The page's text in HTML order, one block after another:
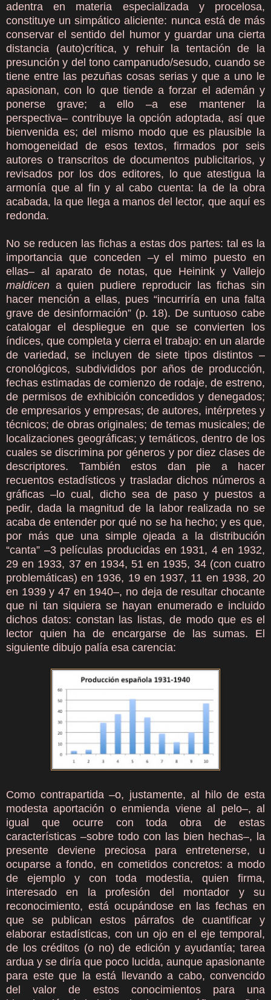
adentra en materia especializada y procelosa,
constituye un simpático aliciente: nunca está de más
conservar el sentido del humor y guardar una cierta
distancia (auto)crítica, y rehuir la tentación de la
presunción y del tono campanudo/sesudo, cuando se
tiene entre las pezuñas cosas serias y que a uno le
apasionan, con lo que tiende a forzar el ademán y
ponerse grave; a ello –a ese mantener la
perspectiva– contribuye la opción adoptada, así que
bienvenida es; del mismo modo que es plausible la
homogeneidad de esos textos, firmados por seis
autores o transcritos de documentos publicitarios, y
revisados por los dos editores, lo que atestigua la
armonía que al fin y al cabo cuenta: la de la obra
acabada, la que llega a manos del lector, que aquí es
redonda.
No se reducen las fichas a estas dos partes: tal es la
importancia que conceden –y el mimo puesto en
ellas– al aparato de notas, que Heinink y Vallejo
maldicen a quien pudiere reproducir las fichas sin
hacer mención a ellas, pues “incurriría en una falta
grave de desinformación” (p. 18). De suntuoso cabe
catalogar el despliegue en que se convierten los
índices, que completa y cierra el trabajo: en un alarde
de variedad, se incluyen de siete tipos distintos –
cronológicos, subdivididos por años de producción,
fechas estimadas de comienzo de rodaje, de estreno,
de permisos de exhibición concedidos y denegados;
de empresarios y empresas; de autores, intérpretes y
técnicos; de obras originales; de temas musicales; de
localizaciones geográficas; y temáticos, dentro de los
cuales se discrimina por géneros y por diez clases de
descriptores. También estos dan pie a hacer
recuentos estadísticos y trasladar dichos números a
gráficas –lo cual, dicho sea de paso y puestos a
pedir, dada la magnitud de la labor realizada no se
acaba de entender por qué no se ha hecho; y es que,
por más que una simple ojeada a la distribución
“canta” –3 películas producidas en 1931, 4 en 1932,
29 en 1933, 37 en 1934, 51 en 1935, 34 (con cuatro
problemáticas) en 1936, 19 en 1937, 11 en 1938, 20
en 1939 y 47 en 1940–, no deja de resultar chocante
que ni tan siquiera se hayan enumerado e incluido
dichos datos: constan las listas, de modo que es el
lector quien ha de encargarse de las sumas. El
siguiente dibujo palía esa carencia:
Como contrapartida –o, justamente, al hilo de esta
modesta aportación o enmienda viene al pelo–, al
igual que ocurre con toda obra de estas
características –sobre todo con las bien hechas–, la
presente deviene preciosa para entretenerse, u
ocuparse a fondo, en cometidos concretos: a modo
de ejemplo y con toda modestia, quien firma,
interesado en la profesión del montador y su
reconocimiento, está ocupándose en las fechas en
que se publican estos párrafos de cuantificar y
elaborar estadísticas, con un ojo en el eje temporal,
de los créditos (o no) de edición y ayudantía; tarea
ardua y se diría que poco lucida, aunque apasionante
para este que la está llevando a cabo, convencido
del valor de estos conocimientos para una